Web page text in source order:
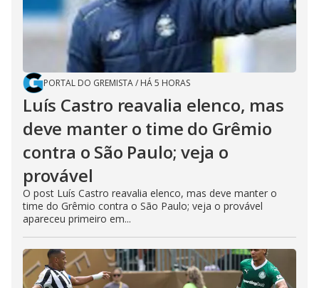
PORTAL DO GREMISTA/ HÁ 5 HORAS
Luís Castro reavalia elenco, mas
deve manter o time do Grêmio
contra o São Paulo; veja o
provável
O post Luís Castro reavalia elenco, mas deve manter o
time do Grêmio contra o São Paulo; veja o provável
apareceu primeiro em...